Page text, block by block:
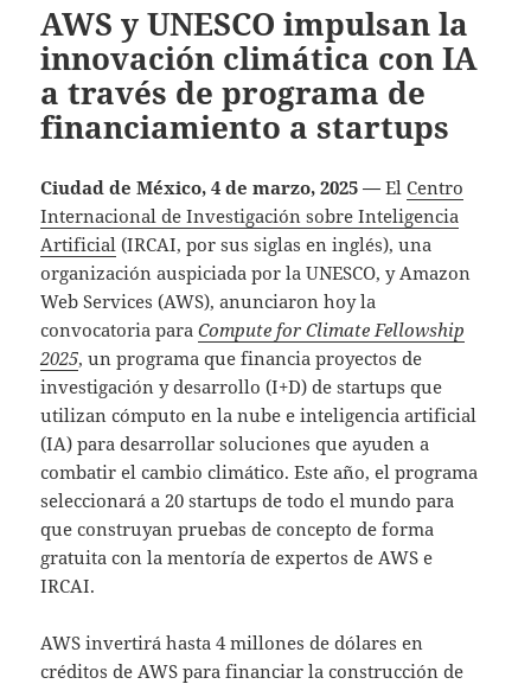
AWS y UNESCO impulsan la
innovación climática con IA
a través de programa de
financiamiento a startups
Ciudad de México, 4 de marzo, 2025 —ElCentro
Internacional de Investigación sobre Inteligencia
Artificial (IRCAI, por sus siglas en inglés), una
organización auspiciada por la UNESCO, y Amazon
Web Services (AWS), anunciaron hoy la
convocatoria paraCompute for Climate Fellowship
2025, un programa que financia proyectos de
investigación y desarrollo (I+D) de startups que
utilizan cómputo en la nube e inteligencia artificial
(IA) para desarrollar soluciones que ayuden a
combatir el cambio climático. Este año, el programa
seleccionará a 20 startups de todo el mundo para
que construyan pruebas de concepto de forma
gratuita con la mentoría de expertos de AWS e
IRCAI.
AWS invertirá hasta 4 millones de dólares en
créditos de AWS para financiar la construcción de